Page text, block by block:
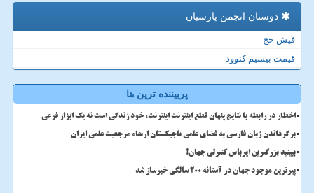
دوستان انجمن پارسیان
فیش حج
قیمت بیسیم کنوود
پربیننده ترین ها
اخطار در رابطه با نتایج پنهان قطع اینترنت اینترنت، خود زندگی است نه یک ابزار فرعی
برگرداندن زبان فارسی به فضای علمی تاجیکستان ارتقاء مرجعیت علمی ایران
ببینید بزرگترین ایرباس کنترلی جهان!
پیرترین موجود جهان در آستانه ۲۰۰ سالگی خبرساز شد